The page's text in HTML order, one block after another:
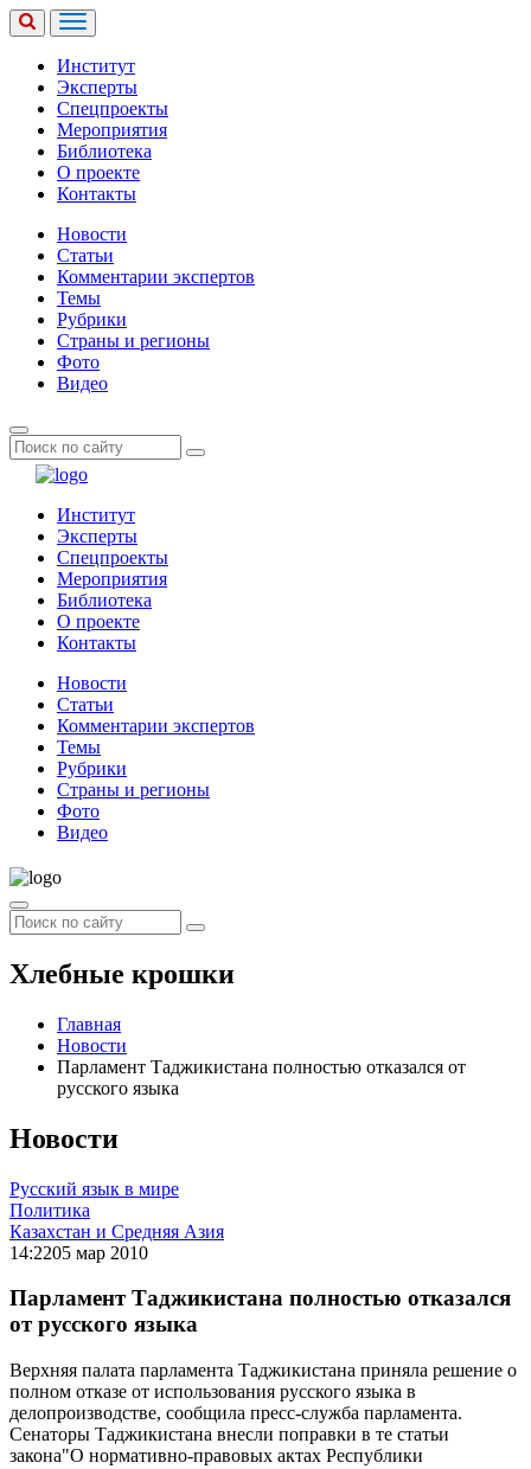
Институт
Эксперты
Спецпроекты
Мероприятия
Библиотека
О проекте
Контакты
Новости
Статьи
Комментарии экспертов
Темы
Рубрики
Страны и регионы
Фото
Видео
Институт
Эксперты
Спецпроекты
Мероприятия
Библиотека
О проекте
Контакты
Новости
Статьи
Комментарии экспертов
Темы
Рубрики
Страны и регионы
Фото
Видео
Хлебные крошки
Главная
Новости
Парламент Таджикистана полностью отказался от
русского языка
Новости
Русский язык в мире
Политика
Казахстан и Средняя Азия
14:2205 мар 2010
Парламент Таджикистана полностью отказался
от русского языка
Верхняя палата парламента Таджикистана приняла решение о
полном отказе от использования русского языка в
делопроизводстве, сообщила пресс-служба парламента.
Сенаторы Таджикистана внесли поправки в те статьи
закона"О нормативно-правовых актах Республики